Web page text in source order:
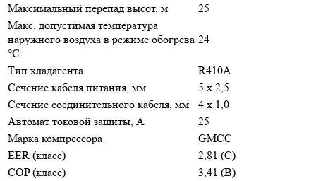
Максимальный перепад высот, м
25
Макс. допустимая температура
наружного воздуха в режиме обогрева
°С
24
Тип хладагента
R410A
Сечение кабеля питания, мм
5 х 2,5
Сечение соединительного кабеля, мм
4 х 1,0
Автомат токовой защиты, A
25
Марка компрессора
GMCC
EER (класс)
2,81 (C)
COP (класс)
3,41 (B)